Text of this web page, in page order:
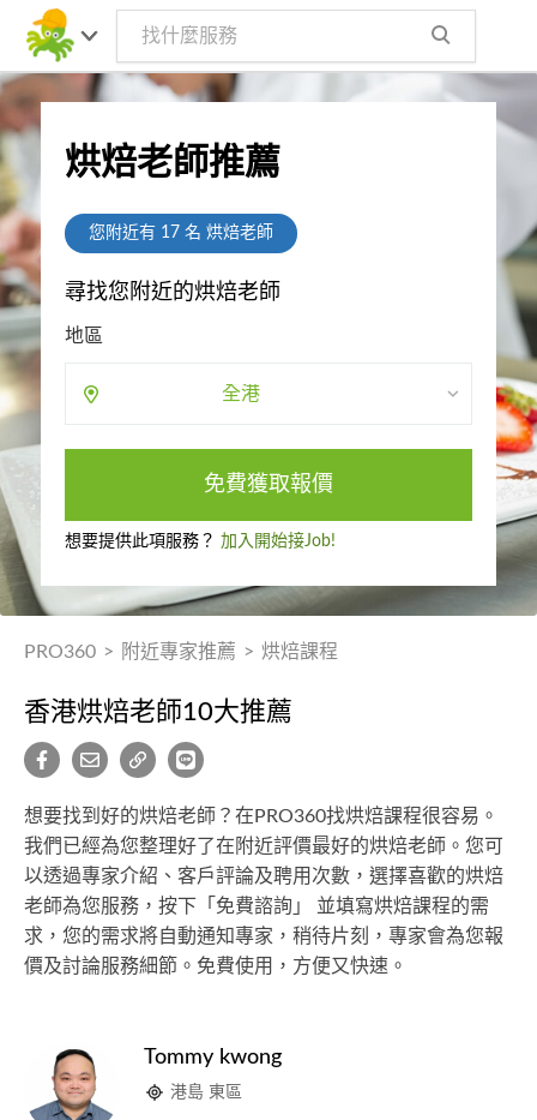
烘焙老師推薦
您附近有 17 名 烘焙老師
尋找您附近的烘焙老師
地區
全港
免費獲取報價
想要提供此項服務？ 加入開始接Job!
PRO360 > 附近專家推薦 > 烘焙課程
香港烘焙老師10大推薦
想要找到好的烘焙老師？在PRO360找烘焙課程很容易。
我們已經為您整理好了在附近評價最好的烘焙老師。您可
以透過專家介紹、客戶評論及聘用次數，選擇喜歡的烘焙
老師為您服務，按下「免費諮詢」 並填寫烘焙課程的需
求，您的需求將自動通知專家，稍待片刻，專家會為您報
價及討論服務細節。免費使用，方便又快速。
Tommy kwong
港島 東區